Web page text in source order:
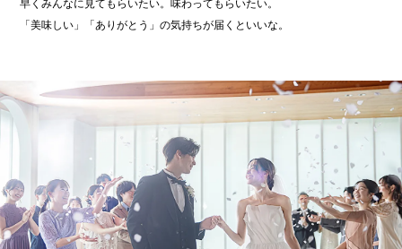
早くみんなに見てもらいたい。味わってもらいたい。
「美味しい」「ありがとう」の気持ちが届くといいな。